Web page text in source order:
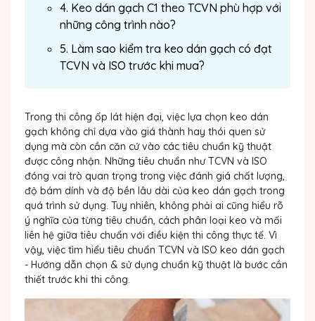
4. Keo dán gạch C1 theo TCVN phù hợp với
những công trình nào?
5. Làm sao kiểm tra keo dán gạch có đạt
TCVN và ISO trước khi mua?
Trong thi công ốp lát hiện đại, việc lựa chọn keo dán
gạch không chỉ dựa vào giá thành hay thói quen sử
dụng mà còn cần căn cứ vào các tiêu chuẩn kỹ thuật
được công nhận. Những tiêu chuẩn như TCVN và ISO
đóng vai trò quan trọng trong việc đánh giá chất lượng,
độ bám dính và độ bền lâu dài của keo dán gạch trong
quá trình sử dụng. Tuy nhiên, không phải ai cũng hiểu rõ
ý nghĩa của từng tiêu chuẩn, cách phân loại keo và mối
liên hệ giữa tiêu chuẩn với điều kiện thi công thực tế. Vì
vậy, việc tìm hiểu tiêu chuẩn TCVN và ISO keo dán gạch
- Hướng dẫn chọn & sử dụng chuẩn kỹ thuật là bước cần
thiết trước khi thi công.